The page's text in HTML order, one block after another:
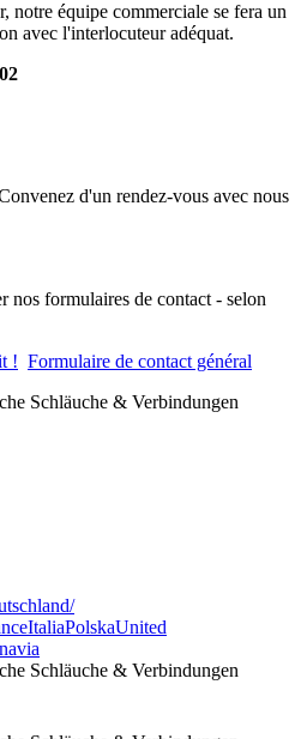
notre équipe commerciale se fera un
avec l'interlocuteur adéquat.
d'un rendez-vous avec nous
nos formulaires de contact - selon
! Formulaire de contact général
ItaliaPolskaUnited